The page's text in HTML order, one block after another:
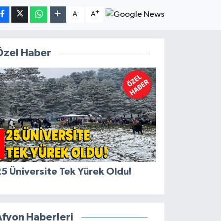
A- A+
Haber
Üniversite Tek Yürek Oldu!
Haberleri